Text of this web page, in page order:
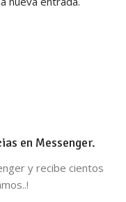
en Messenger.
y recibe cientos